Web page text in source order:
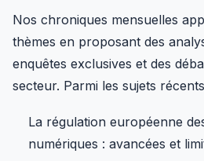
Nos chroniques mensuelles
thèmes en proposant des
enquêtes exclusives et des
secteur. Parmi les sujets
La régulation européenne
numériques : avancées et